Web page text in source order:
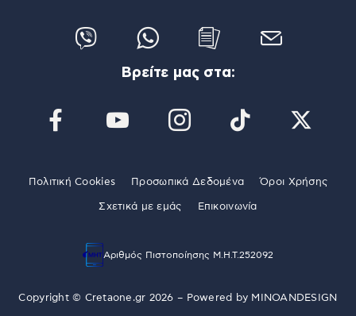
Βρείτε μας στα:
Πολιτική Cookies Προσωπικά Δεδομένα Όροι Χρήσης
Σχετικά με εμάς Επικοινωνία
Αριθμός Πιστοποίησης Μ.Η.Τ.252092
Copyright © Cretaone.gr 2026 – Powered by MINOANDESIGN